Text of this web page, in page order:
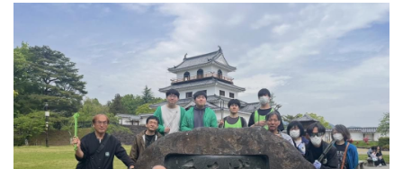
作品集
ギャラリーアクセス/SNS
取扱店
プロフィール